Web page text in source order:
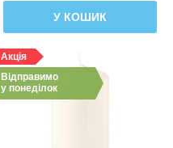
У КОШИК
Акція
Відправимо
у понеділок